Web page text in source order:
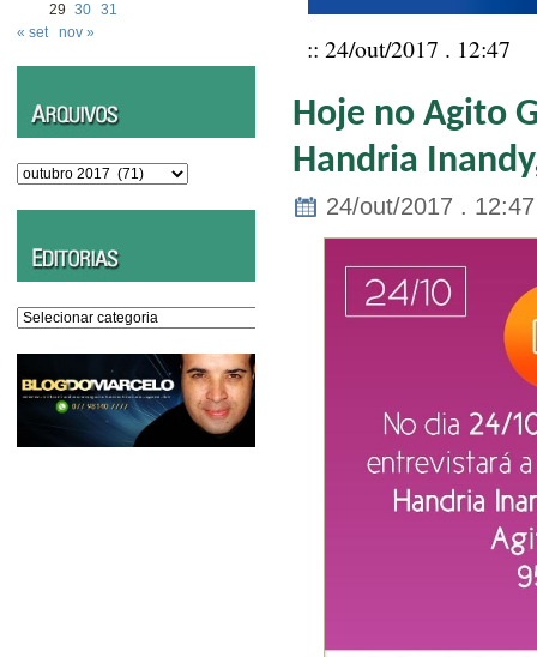
29 30 31
« set
nov »
Arquivos
Editorias
:: 24/out/2017 . 12:47
Hoje no Agito
Handria
24/out/2017 . 12:47